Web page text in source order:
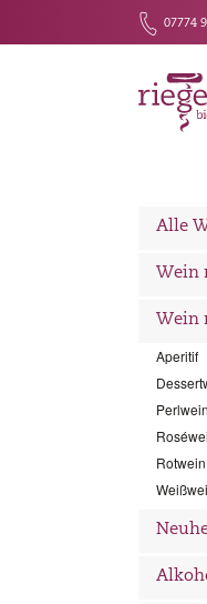
F 07774
Alle
Wein
Wein
Aperitif
Rotwein